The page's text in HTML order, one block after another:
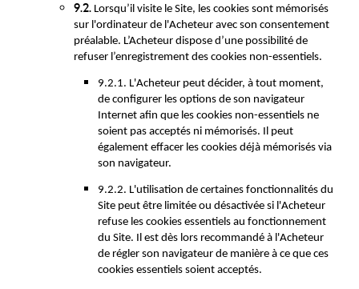
9.2. Lorsqu’il visite le Site, les cookies sont mémorisés
sur l'ordinateur de l'Acheteur avec son consentement
préalable. L’Acheteur dispose d’une possibilité de
refuser l’enregistrement des cookies non-essentiels.
9.2.1. L'Acheteur peut décider, à tout moment,
de configurer les options de son navigateur
Internet afin que les cookies non-essentiels ne
soient pas acceptés ni mémorisés. Il peut
également effacer les cookies déjà mémorisés via
son navigateur.
9.2.2. L'utilisation de certaines fonctionnalités du
Site peut être limitée ou désactivée si l'Acheteur
refuse les cookies essentiels au fonctionnement
du Site. Il est dès lors recommandé à l'Acheteur
de régler son navigateur de manière à ce que ces
cookies essentiels soient acceptés.